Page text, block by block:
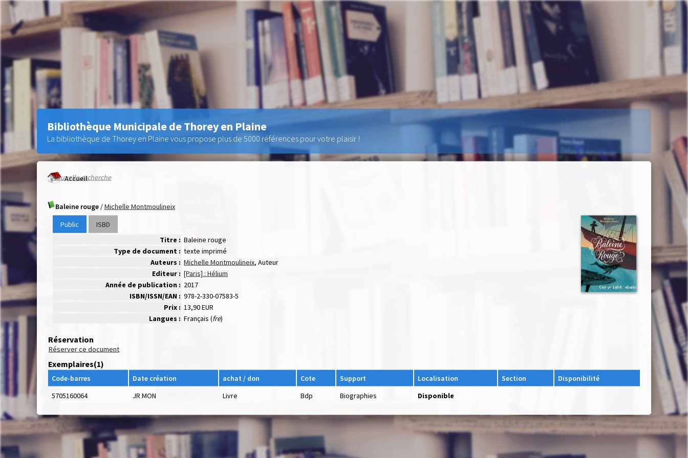
Accueil
Nouvelle recherche
Baleine rouge /Michelle Montmoulineix
Public
ISBD
Titre : Baleine rouge
Type de document : texte imprimé
Auteurs : Michelle Montmoulineix, Auteur
Editeur : [Paris] : Hélium
Année de publication : 2017
ISBN/ISSN/EAN : 978-2-330-07583-5
Prix : 13,90 EUR
Langues : Français (fre)
Réservation
Réserver ce document
Exemplaires(1)
Code-barres Date création achat / don Cote Support Localisation Section
Disponibilité
5705160064
JR MON Livre Bdp Biographies Disponible
Bibliothèque Municipale de Thorey en Plaine
La bibliothèque de Thorey en Plaine vous propose plus de 5000 références pour votre plaisir !